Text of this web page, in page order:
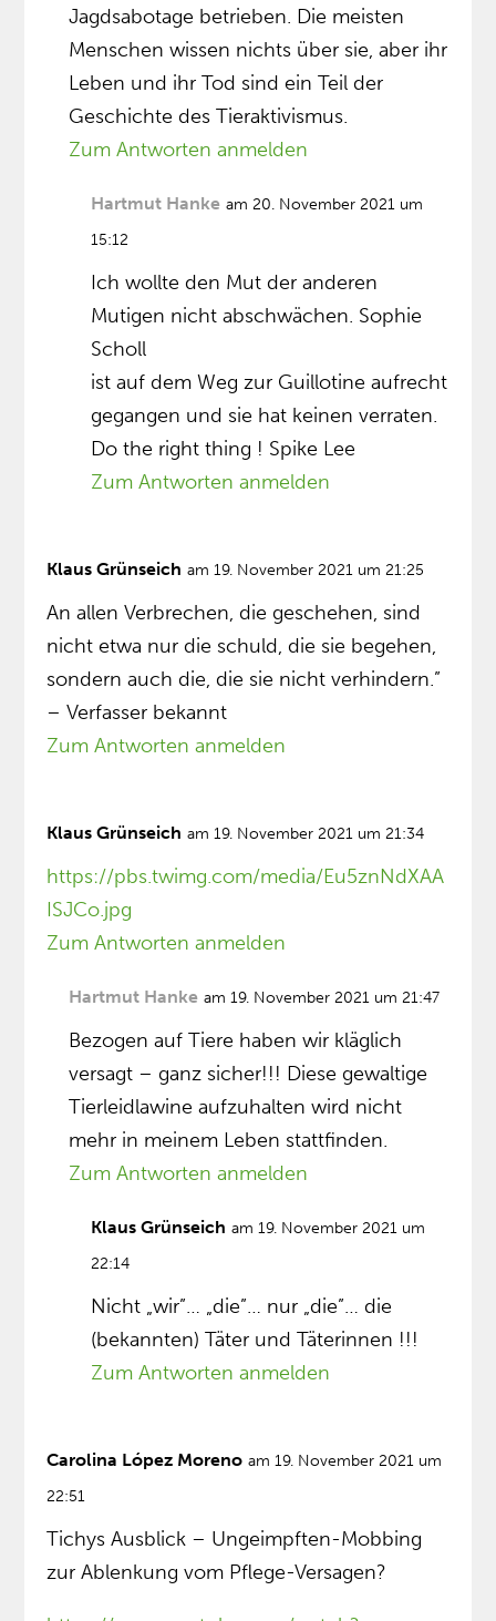
Jagdsabotage betrieben. Die meisten
Menschen wissen nichts über sie, aber ihr
Leben und ihr Tod sind ein Teil der
Geschichte des Tieraktivismus.
Zum Antworten anmelden
Hartmut Hanke am 20. November 2021 um
15:12
Ich wollte den Mut der anderen
Mutigen nicht abschwächen. Sophie
Scholl
ist auf dem Weg zur Guillotine aufrecht
gegangen und sie hat keinen verraten.
Do the right thing ! Spike Lee
Zum Antworten anmelden
Klaus Grünseich am 19. November 2021 um 21:25
An allen Verbrechen, die geschehen, sind
nicht etwa nur die schuld, die sie begehen,
sondern auch die, die sie nicht verhindern.”
– Verfasser bekannt
Zum Antworten anmelden
Klaus Grünseich am 19. November 2021 um 21:34
https://pbs.twimg.com/media/Eu5znNdXAA
ISJCo.jpg
Zum Antworten anmelden
Hartmut Hanke am 19. November 2021 um 21:47
Bezogen auf Tiere haben wir kläglich
versagt – ganz sicher!!! Diese gewaltige
Tierleidlawine aufzuhalten wird nicht
mehr in meinem Leben stattfinden.
Zum Antworten anmelden
Klaus Grünseich am 19. November 2021 um
22:14
Nicht „wir”… „die”… nur „die”… die
(bekannten) Täter und Täterinnen !!!
Zum Antworten anmelden
Carolina López Moreno am 19. November 2021 um
22:51
Tichys Ausblick – Ungeimpften-Mobbing
zur Ablenkung vom Pflege-Versagen?